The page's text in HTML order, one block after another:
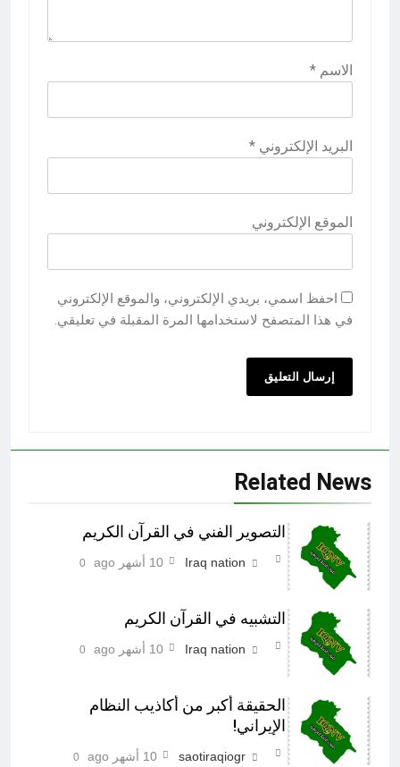
الاسم *
البريد الإلكتروني *
الموقع الإلكتروني
احفظ اسمي، بريدي الإلكتروني، والموقع الإلكتروني
في هذا المتصفح لاستخدامها المرة المقبلة في تعليقي.
Related News
التصوير الفني في القرآن الكريم
Iraq nation 10 أشهر ago 0
التشبيه في القرآن الكريم
Iraq nation 10 أشهر ago 0
الحقيقة أکبر من أکاذيب النظام
الإيراني!
saotiraqiogr 10 أشهر ago 0